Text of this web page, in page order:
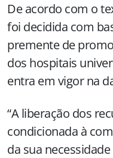
De acordo com o
foi decidida com
premente de
dos hospitais
entra em vigor na
“A liberação dos
condicionada à
da sua